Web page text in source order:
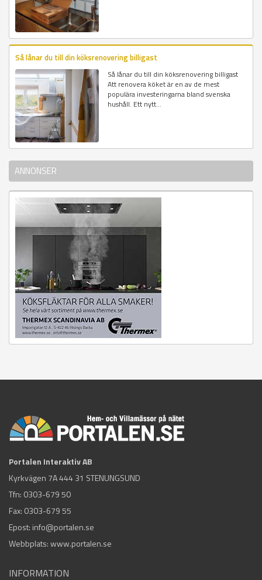
Så lånar du till din köksrenovering billigast
Så lånar du till din köksrenovering billigast
Att renovera köket är en av de mest
populära investeringarna bland svenska
hushåll. Ett nytt...
ANNONSER
Portalen Interaktiv AB
Kyrkvägen 7A 444 31 STENUNGSUND
Tfn: 0303-679 50
Fax: 0303-679 55
Epost: info@portalen.se
Webbplats: www.portalen.se
INFORMATION